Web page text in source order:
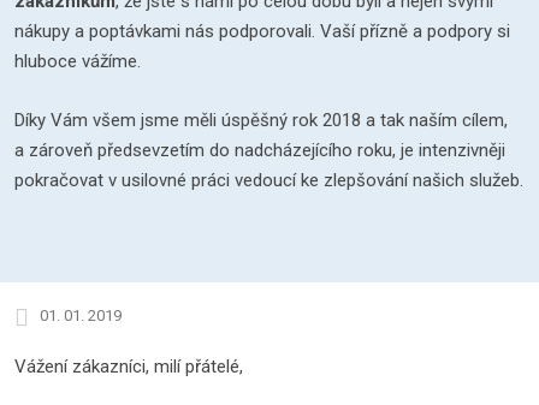
nákupy a poptávkami nás podporovali. Vaší přízně a podpory si
hluboce vážíme.
Díky Vám všem jsme měli úspěšný rok 2018 a tak naším cílem,
a zároveň předsevzetím do nadcházejícího roku, je intenzivněji
pokračovat v usilovné práci vedoucí ke zlepšování našich služeb.
01. 01. 2019
Vážení zákazníci, milí přátelé,